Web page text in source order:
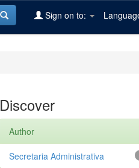
Sign on to:
Discover
Author
Secretaria Administrativa